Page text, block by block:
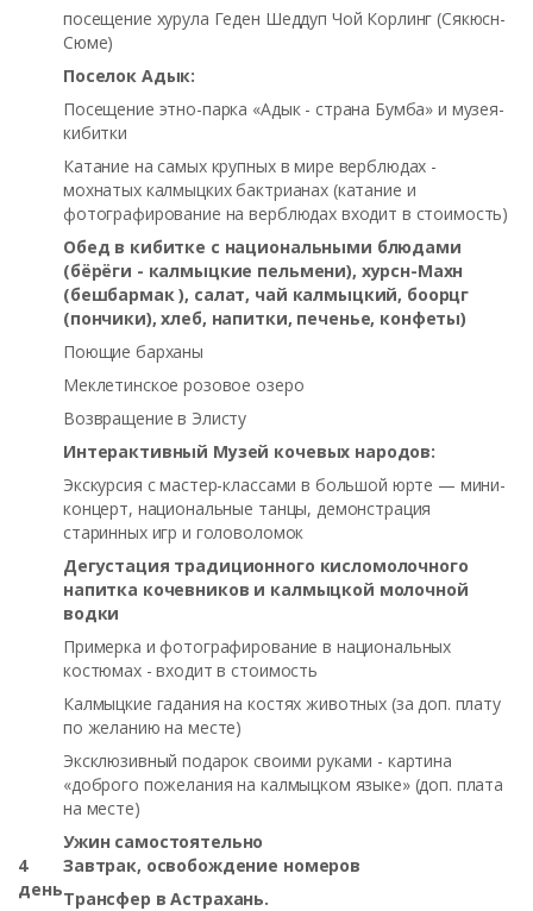
посещение хурула Геден Шеддуп Чой Корлинг (Сякюсн-
Сюме)
Поселок Адык:
Посещение этно-парка «Адык - страна Бумба» и музея-
кибитки
Катание на самых крупных в мире верблюдах -
мохнатых калмыцких бактрианах (катание и
фотографирование на верблюдах входит в стоимость)
Обед в кибитке с национальными блюдами
(бёрёги - калмыцкие пельмени), хурсн-Махн
(бешбармак ), салат, чай калмыцкий, боорцг
(пончики), хлеб, напитки, печенье, конфеты)
Поющие барханы
Меклетинское розовое озеро
Возвращение в Элисту
Интерактивный Музей кочевых народов:
Экскурсия с мастер-классами в большой юрте — мини-
концерт, национальные танцы, демонстрация
старинных игр и головоломок
Дегустация традиционного кисломолочного
напитка кочевников и калмыцкой молочной
водки
Примерка и фотографирование в национальных
костюмах - входит в стоимость
Калмыцкие гадания на костях животных (за доп. плату
по желанию на месте)
Эксклюзивный подарок своими руками - картина
«доброго пожелания на калмыцком языке» (доп. плата
на месте)
Ужин самостоятельно
4
день
Завтрак, освобождение номеров
Трансфер в Астрахань.